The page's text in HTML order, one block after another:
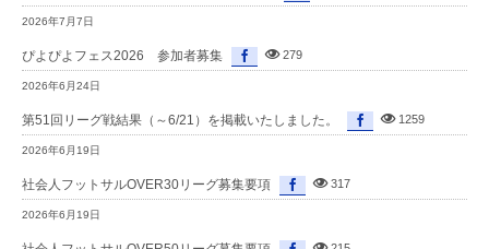
2026年7月7日
ぴよぴよフェス2026 参加者募集 279
2026年6月24日
第51回リーグ戦結果（～6/21）を掲載いたしました。 1259
2026年6月19日
社会人フットサルOVER30リーグ募集要項 317
2026年6月19日